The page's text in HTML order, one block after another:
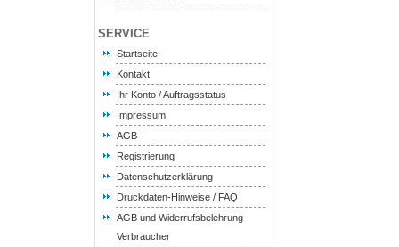
SERVICE
Startseite
Kontakt
Ihr Konto / Auftragsstatus
Impressum
AGB
Registrierung
Datenschutzerklärung
Druckdaten-Hinweise / FAQ
AGB und Widerrufsbelehrung
Verbraucher